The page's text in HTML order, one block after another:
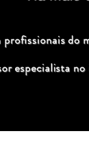
profissionais do
especialista